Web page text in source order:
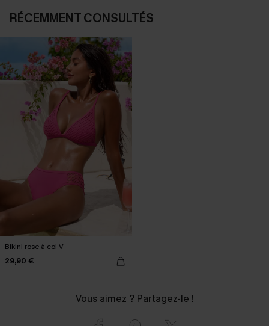
RÉCEMMENT CONSULTÉS
Bikini rose à col V
29,90 €
Vous aimez ? Partagez-le !